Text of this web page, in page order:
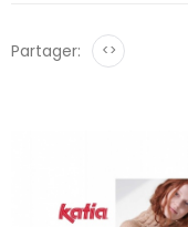
Partager: <>